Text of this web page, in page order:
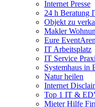
Internet Presse
24 h Beratung
Objekt zu
Makler
Eure
IT Arbeitsplatz
IT Service
Systemhaus in
Natur heilen
Internet
Top 1 IT &
Mieter Hilfe